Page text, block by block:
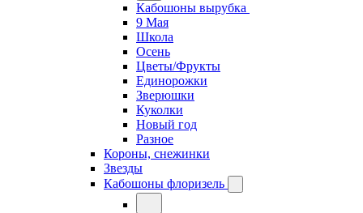
Кабошоны вырубка
9 Мая
Школа
Осень
Цветы/Фрукты
Единорожки
Зверюшки
Куколки
Новый год
Разное
Короны, снежинки
Звезды
Кабошоны флоризель